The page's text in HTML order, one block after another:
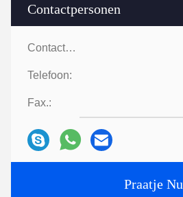
Contactpersonen
Contactpersonen:
Telefoon:
Fax.:
Praatje Nu